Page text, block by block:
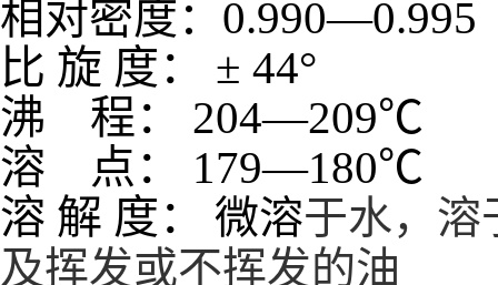
相对密度： 0.990—0.995
比 旋 度： ± 44°
沸
程： 204—209℃
溶
点： 179—180℃
溶 解 度： 微溶于水，溶
及挥发或不挥发的油